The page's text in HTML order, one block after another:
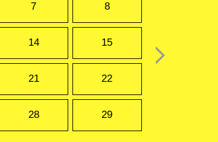
7 8
14 15
21 22
28 29